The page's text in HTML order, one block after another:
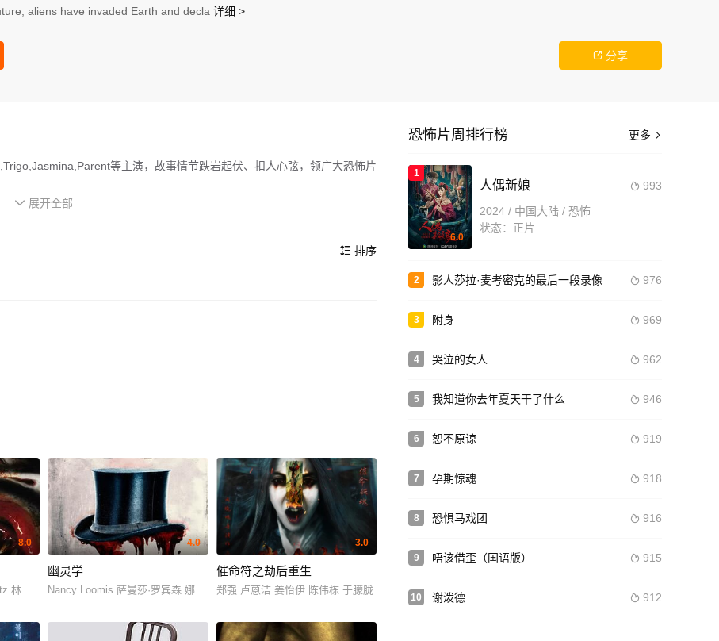
aliens have invaded Earth and decla 详细 >
 分享
等主演，故事情节跌岩起伏、扣人心弦，领广大恐怖片
galactic war resulting in thousands of human casualties. To save Earth,
看点，在演员表现和剧情架构上也都有不错的亮点，剧情紧凑，角色塑造
 展开全部
 排序
8.0
林肯·刘易斯 Angie Kent Romy Poulier
4.0
幽灵学
Nancy Loomis 萨曼莎·罗宾森 娜奥米·格罗斯曼 佐伊·露娜 南希·凯斯 Jaidyn Triplett 萨曼莎·罗素 Ace Rosas Abigail Esmena
3.0
催命符之劫后重生
郑强 卢蒽洁 姜怡伊 陈伟栋 于朦胧
更多 
恐怖片周排行榜
1
6.0
 993
人偶新娘
2024 / 中国大陆 / 恐怖
状态：正片
2  976
影人莎拉·麦考密克的最后一段录像
3  969
附身
4  962
哭泣的女人
5  946
我知道你去年夏天干了什么
6  919
恕不原谅
7  918
孕期惊魂
8  916
恐惧马戏团
9  915
唔该借歪（国语版）
10  912
谢泼德